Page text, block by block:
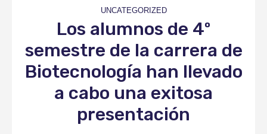
UNCATEGORIZED
Los alumnos de 4º
semestre de la carrera de
Biotecnología han llevado
a cabo una exitosa
presentación